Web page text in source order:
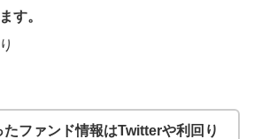
す。
たファンド情報はTwitterや利回り